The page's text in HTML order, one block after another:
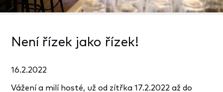
Není řízek jako řízek!
16.2.2022
Vážení a milí hosté, už od zítřka 17.2.2022 až do